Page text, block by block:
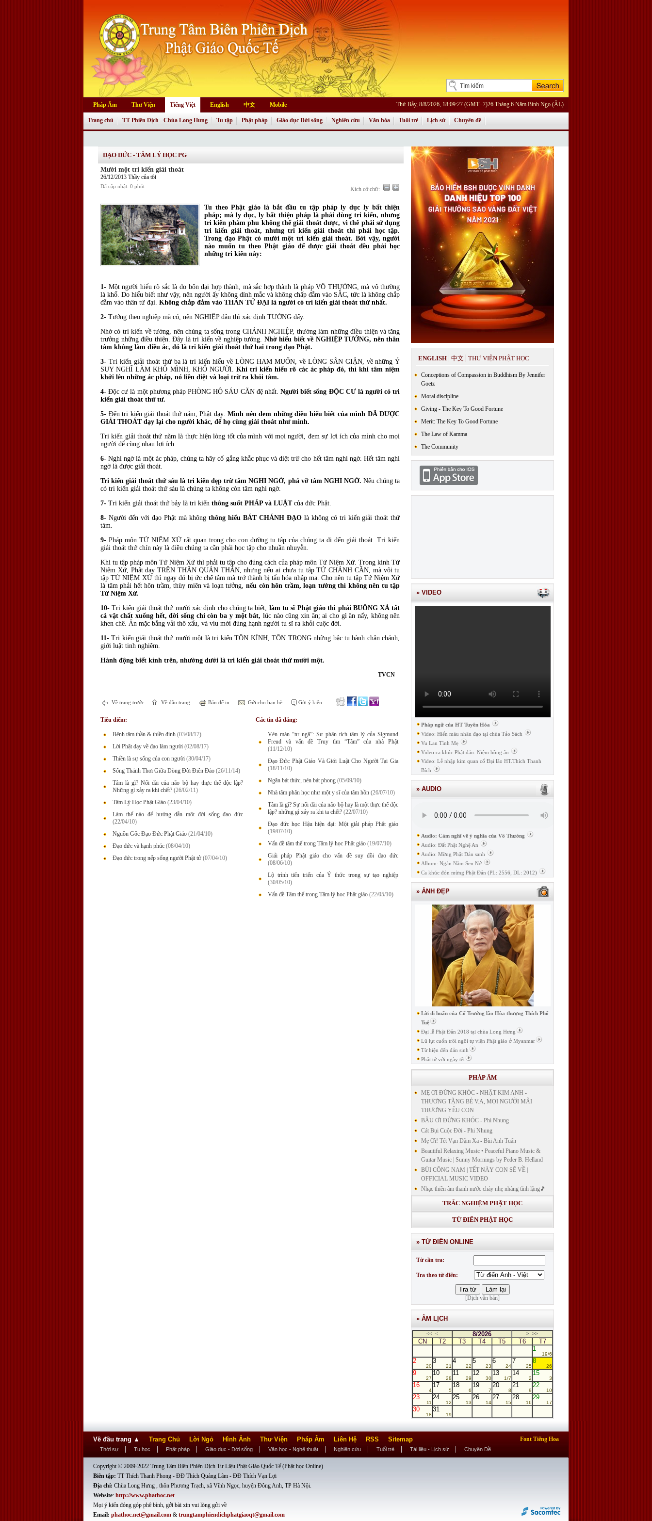
Pháp Âm Thư Viện Tiếng Việt English 中文 Mobile Thứ Bảy, 8/8/2026, 18:09:27 (GMT+7)26 Tháng 6 Năm Bính Ngọ (ÂL)
Trang chủ TT Phiên Dịch - Chùa Long Hưng Tu tập Phật pháp Giáo dục Đời sống Nghiên cứu Văn hóa Tuổi trẻ Lịch sử Chuyên đề
ĐẠO ĐỨC - TÂM LÝ HỌC PG
Mười một tri kiến giải thoát
26/12/2013 Thầy của tôi
Đã cập nhật: 0 phút Kích cỡ chữ:
Tu theo Phật giáo là bắt đầu tu tập pháp ly dục ly bất thiện
pháp; mà ly dục, ly bất thiện pháp là phải dùng tri kiến, nhưng
tri kiến phàm phu không thể giải thoát được, vì thế phải sử dụng
tri kiến giải thoát,nhưng tri kiến giải thoát thì phải học tập.
Trong đạo Phật có mười một tri kiến giải thoát. Bởi vậy, người
nào muốn tu theo Phật giáo để được giải thoát đều phải học
những tri kiến này:
1- Một người hiểu rõ sắc là do bốn đại hợp thành, mà sắc hợp thành là pháp VÔ THƯỜNG, mà vô thường
là khổ. Do hiểu biết như vậy, nên người ấy không dính mắc và không chấp đắm vào SẮC, tức là không chắp
đắm vào thân tứ đại. Không chắp đắm vào THÂN TỨ ĐẠI là người có tri kiến giải thoát thứ nhất.
2- Tướng theo nghiệp mà có, nên NGHIỆP đâu thì xác định TƯỚNG đấy.
Nhờ có tri kiến về tướng, nên chúng ta sống trong CHÁNH NGHIỆP, thường làm những điều thiện và tăng
trưởng những điều thiện. Đây là tri kiến về nghiệp tướng. Nhờ hiểu biết về NGHIỆP TƯỚNG, nên thân
tâm không làm điều ác, đó là tri kiến giải thoát thứ hai trong đạo Phật.
3- Tri kiến giải thoát thứ ba là tri kiến hiểu về LÒNG HAM MUỐN, về LÒNG SÂN GIẬN, về những Ý
SUY NGHĨ LÀM KHỔ MÌNH, KHỔ NGƯỜI. Khi tri kiến hiểu rõ các ác pháp đó, thì khi tâm niệm
khởi lên những ác pháp, nó liền diệt và loại trừ ra khỏi tâm.
4- Độc cư là một phương pháp PHÒNG HỘ SÁU CĂN đệ nhất.Người biết sống ĐỘC CƯ là người có tri
kiến giải thoát thứ tư.
5- Đến tri kiến giải thoát thứ năm, Phật dạy:Mình nên đem những điều hiểu biết của mình ĐÃ ĐƯỢC
GIẢI THOÁT dạy lại cho người khác, để họ cùng giải thoát như mình.
Tri kiến giải thoát thứ năm là thực hiện lòng tốt của mình với mọi người, đem sự lợi ích của mình cho mọi
người để cùng nhau lợi ích.
6- Nghi ngờ là một ác pháp, chúng ta hãy cố gắng khắc phục và diệt trừ cho hết tâm nghi ngờ. Hết tâm nghi
ngờ là được giải thoát.
Tri kiến giải thoát thứ sáu là tri kiến dẹp trừ tâm NGHI NGỜ, phá vỡ tâm NGHI NGỜ. Nếu chúng ta
có tri kiến giải thoát thứ sáu là chúng ta không còn tâm nghi ngờ.
7- Tri kiến giải thoát thứ bảy là tri kiến thông suốt PHÁP và LUẬTcủa đức Phật.
8- Người đến với đạo Phật mà không thông hiểu BÁT CHÁNH ĐẠOlà không có tri kiến giải thoát thứ
tám.
9- Pháp môn TỨ NIỆM XỨ rất quan trọng cho con đường tu tập của chúng ta đi đến giải thoát. Tri kiến
giải thoát thứ chín này là điều chúng ta cần phải học tập cho nhuần nhuyễn.
Khi tu tập pháp môn Tứ Niệm Xứ thì phải tu tập cho đúng cách của pháp môn Tứ Niệm Xứ. Trong kinh Tứ
Niệm Xứ, Phật dạy TRÊN THÂN QUÁN THÂN, nhưng nếu ai chưa tu tập TỨ CHÁNH CẦN, mà vội tu
tập TỨ NIỆM XỨ thì ngay đó bị ức chế tâm mà trở thành bị tẩu hỏa nhập ma. Cho nên tu tập Tứ Niệm Xứ
là tâm phải hết hôn trầm, thùy miên và loạn tưởng, nếu còn hôn trầm, loạn tưởng thì không nên tu tập
Tứ Niệm Xứ.
10- Tri kiến giải thoát thứ mười xác định cho chúng ta biết, làm tu sĩ Phật giáo thì phải BUÔNG XẢ tất
cả vật chất xuống hết, đời sống chỉ còn ba y một bát, lúc nào cũng xin ăn; ai cho gì ăn nấy, không nên
khen chê. Ăn mặc bằng vải thô xấu, vá víu mới đúng hạnh người tu sĩ ra khỏi cuộc đời.
11- Tri kiến giải thoát thứ mười một là tri kiến TÔN KÍNH, TÔN TRỌNG những bậc tu hành chân chánh,
giới luật tinh nghiêm.
Hành động biết kính trên, nhường dưới là tri kiến giải thoát thứ mười một.
TVCN
Về trang trước Về đầu trang Bản để in Gửi cho bạn bè Gửi ý kiến
Tiêu điểm:
Bệnh tâm thần & thiền định (03/08/17)
Lời Phật dạy về đạo làm người (02/08/17)
Thiền là sự sống của con người (30/04/17)
Sống Thảnh Thơi Giữa Dòng Đời Điên Đảo (26/11/14)
Tâm là gì? Nối dài của não bộ hay thực thể độc lập?
Những gì xảy ra khi chết? (26/02/11)
Tâm Lý Học Phật Giáo (23/04/10)
Làm thế nào để hướng dẫn một đời sống đạo đức
(22/04/10)
Nguồn Gốc Ðạo Ðức Phật Giáo (21/04/10)
Đạo đức và hạnh phúc (08/04/10)
Đạo đức trong nếp sống người Phật tử (07/04/10)
Các tin đã đăng:
Vén màn “tự ngã”: Sự phân tích tâm lý của Sigmund
Freud và vấn đề Truy tìm “Tâm” của nhà Phật
(11/12/10)
Đạo Đức Phật Giáo Và Giới Luật Cho Người Tại Gia
(18/11/10)
Ngăn bát thức, nén bát phong (05/09/10)
Nhà tâm phân học như một y sĩ của tâm hồn (26/07/10)
Tâm là gì? Sự nối dài của não bộ hay là một thực thể độc
lập? những gì xảy ra khi ta chết? (22/07/10)
Đạo đức học Hậu hiện đại: Một giải pháp Phật giáo
(19/07/10)
Vấn đề tâm thể trong Tâm lý học Phật giáo (19/07/10)
Giải pháp Phật giáo cho vấn đề suy đồi đạo đức
(08/06/10)
Lộ trình tiến triển của Ý thức trong sự tạo nghiệp
(30/05/10)
Vấn đề Tâm thể trong Tâm lý học Phật giáo (22/05/10)
ENGLISH 中文 THƯ VIỆN PHẬT HỌC
Conceptions of Compassion in Buddhism By Jennifer
Goetz
Moral discipline
Giving - The Key To Good Fortune
Merit: The Key To Good Fortune
The Law of Kamma
The Community
» VIDEO
Pháp ngữ của HT Tuyên Hóa
Video: Hiến máu nhân đạo tại chùa Tảo Sách
Vu Lan Tình Mẹ
Video ca khúc Phật đản: Niệm hồng ân
Video: Lễ nhập kim quan cố Đại lão HT.Thích Thanh
Bích
» AUDIO
Audio: Cảm nghĩ về ý nghĩa của Vô Thường
Audio: Đất Phật Nghệ An
Audio: Mừng Phật Đản sanh
Album: Ngàn Năm Sen Nở
Ca khúc đón mừng Phật Đản (PL: 2556, DL: 2012)
» ẢNH ĐẸP
Lời di huấn của Cố Trưởng lão Hòa thượng Thích Phổ
Tuệ
Đại lễ Phật Đản 2018 tại chùa Long Hưng
Lũ lụt cuốn trôi ngôi tự viện Phật giáo ở Myanmar
Từ hiện đến đản sinh
Phât tử với ngày tết
PHÁP ÂM
MẸ ƠI ĐỪNG KHÓC - NHẬT KIM ANH -
THƯƠNG TẶNG BÉ V.A, MỌI NGƯỜI MÃI
THƯƠNG YÊU CON
BẬU ƠI ĐỪNG KHÓC - Phi Nhung
Cát Bụi Cuộc Đời - Phi Nhung
Mẹ Ơi! Tết Vạn Dặm Xa - Bùi Anh Tuấn
Beautiful Relaxing Music • Peaceful Piano Music &
Guitar Music | Sunny Mornings by Peder B. Helland
BÙI CÔNG NAM | TẾT NÀY CON SẼ VỀ |
OFFICIAL MUSIC VIDEO
Nhạc thiền âm thanh nước chảy nhẹ nhàng tĩnh lặng🎵
Nhạc thiền lặng tâm
KINH BẢN NGUYỆN CÔNG ĐỨC DƯỢC SƯ
LƯU LY QUANG NHƯ LAI"
GIẢNG GIẢI KINH DƯỢC SƯ - BÀI 14/ GIẢNG
GIẢI KINH BẢN NGUYỆN CÔNG ĐỨC DƯỢC
SƯ LƯU LY QUANG NHƯ LAI
GIẢNG GIẢI KINH DƯỢC SƯ
TRẮC NGHIỆM PHẬT HỌC
TỪ ĐIỂN PHẬT HỌC
» TỪ ĐIỂN ONLINE
Từ cần tra:
Tra theo từ điển:
[Dịch văn bản]
» ÂM LỊCH
<< < 8/2026 > >>
CN T2 T3 T4 T5 T6
T7
1
19/6
2
20
3
21
4
22
5
23
6
24
7
25
8
26
9
27
10
28
11
29
12
30
13
1/7
14
2
15
3
16
4
17
5
18
6
19
7
20
8
21
9
22
10
23
11
24
12
25
13
26
14
27
15
28
16
29
17
30
18
31
19
Về đầu trang ▲ Trang Chủ Lời Ngỏ Hình Ảnh Thư Viện Pháp Âm Liên Hệ RSS Sitemap Font Tiếng Hoa
Thời sự Tu học Phật pháp Giáo dục - Đời sống Văn học - Nghệ thuật Nghiên cứu Tuổi trẻ Tài liệu - Lịch sử Chuyên Đề
Copyright © 2009-2022 Trung Tâm Biên Phiên Dịch Tư Liệu Phật Giáo Quốc Tế (Phật học Online)
Biên tập: TT Thích Thanh Phong - ĐĐ Thích Quảng Lâm - ĐĐ Thích Vạn Lợi
Địa chỉ: Chùa Long Hưng , thôn Phương Trạch, xã Vĩnh Ngọc, huyện Đông Anh, TP Hà Nội.
Website: http://www.phathoc.net
Mọi ý kiến đóng góp phê bình, gởi bài xin vui lòng gửi về
Email: phathoc.net@gmail.com & trungtamphiendichphatgiaoqt@gmail.com